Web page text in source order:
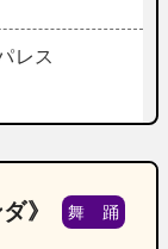
レス
》 舞 踊